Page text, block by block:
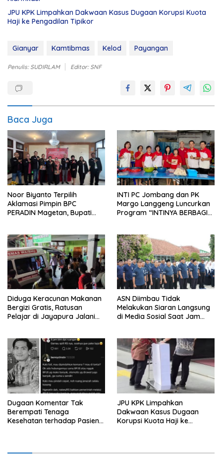
JPU KPK Limpahkan Dakwaan Kasus Dugaan Korupsi Kuota
Haji ke Pengadilan Tipikor
Gianyar Kamtibmas Kelod Payangan
Penulis: SUDIRLAM Editor: SNF
Baca Juga
Noor Biyanto Terpilih
Aklamasi Pimpin BPC
PERADIN Magetan, Bupati
INTI PC Jombang dan PK
Margo Langgeng Luncurkan
Program “INTINYA BERBAGI”,
Diduga Keracunan Makanan
Bergizi Gratis, Ratusan
Pelajar di Jayapura Jalani
ASN Diimbau Tidak
Melakukan Siaran Langsung
di Media Sosial Saat Jam
Dugaan Komentar Tak
Berempati Tenaga
Kesehatan terhadap Pasien
JPU KPK Limpahkan
Dakwaan Kasus Dugaan
Korupsi Kuota Haji ke